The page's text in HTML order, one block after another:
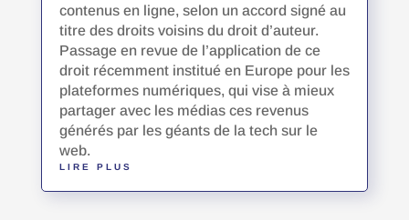
contenus en ligne, selon un accord signé au
titre des droits voisins du droit d’auteur.
Passage en revue de l’application de ce
droit récemment institué en Europe pour les
plateformes numériques, qui vise à mieux
partager avec les médias ces revenus
générés par les géants de la tech sur le
web.
LIRE PLUS